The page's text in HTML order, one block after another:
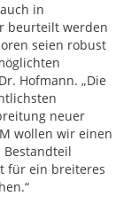
in
beurteilt werden
seien robust
Hofmann. „Die
neuer
wollen wir einen
Bestandteil
für ein breiteres